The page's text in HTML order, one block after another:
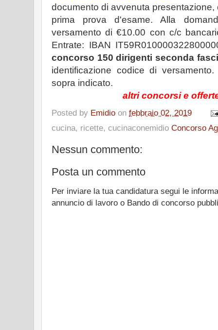
documento di avvenuta
prima prova d'esame. Alla
versamento di €10.00 con c/c
Entrate: IBAN
concorso 150 dirigenti seconda
identificazione codice di
sopra indicato.
altri concorsi e
Posted by Emidio on febbraio 02, 2019
cucina, ricette, cucinaconemidio Concorso
Nessun commento:
Posta un commento
Per inviare la tua candidatura segui le
annuncio di lavoro o Bando di concorso